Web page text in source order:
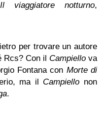
Il viaggiatore notturno,
per trovare un autore
Rcs? Con il Campiello va
Fontana con Morte di
ma il Campiello non
.